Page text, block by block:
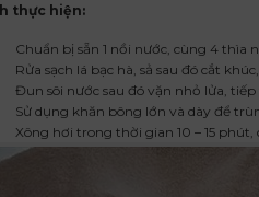
thực hiện:
Chuẩn bị sẵn 1 nồi nước, cùng 4 thìa
Rửa sạch lá bạc hà, sả sau đó cắt
Đun sôi nước sau đó vặn nhỏ lửa,
Sử dụng khăn bông lớn và dày để
Xông hơi trong thời gian 10 – 15